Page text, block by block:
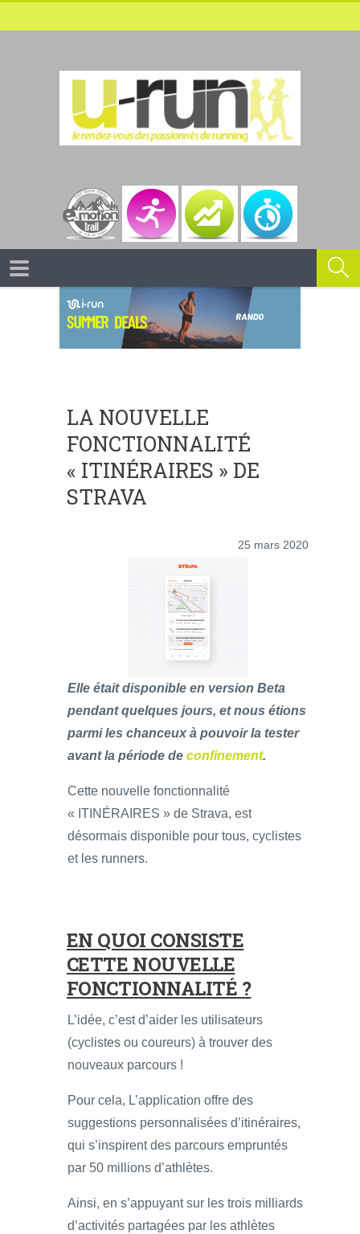
LA NOUVELLE
FONCTIONNALITÉ
« ITINÉRAIRES » DE
STRAVA
25 mars 2020
Elle était disponible en version Beta
pendant quelques jours, et nous étions
parmi les chanceux à pouvoir la tester
avant la période de confinement.
Cette nouvelle fonctionnalité
« ITINÉRAIRES » de Strava, est
désormais disponible pour tous, cyclistes
et les runners.
EN QUOI CONSISTE
CETTE NOUVELLE
FONCTIONNALITÉ ?
L’idée, c’est d’aider les utilisateurs
(cyclistes ou coureurs) à trouver des
nouveaux parcours !
Pour cela, L’application offre des
suggestions personnalisées d’itinéraires,
qui s’inspirent des parcours empruntés
par 50 millions d’athlètes.
Ainsi, en s’appuyant sur les trois milliards
d’activités partagées par les athlètes